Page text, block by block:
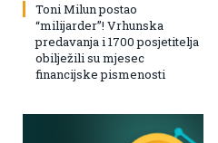
Toni Milun postao
“milijarder”! Vrhunska
predavanja i 1700 posjetitelja
obilježili su mjesec
financijske pismenosti